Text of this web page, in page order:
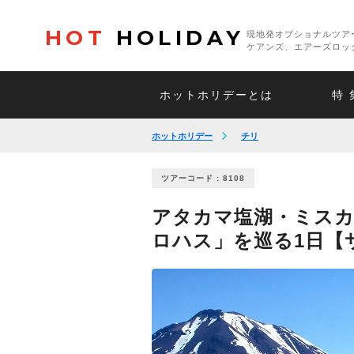
HOT HOLIDAY
現地発オプショナルツ
ケアンズ、エアーズロ
ホットホリデーとは 特
ホットホリデー チリ
ツアーコード : 8108
アタカマ塩湖・ミス
ロハス」を巡る1日